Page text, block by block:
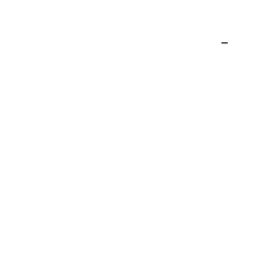
珠寶。每個主題展區都有精美的佈置回應
家的核心價值。2010年，Van Cleef &
Prix d'Horlogerie de Genève）中獲獎的
精準驅動這場機械浪漫，讓時間不再是抽
律動。 故事並未完結，2025年推出的
Amoureux